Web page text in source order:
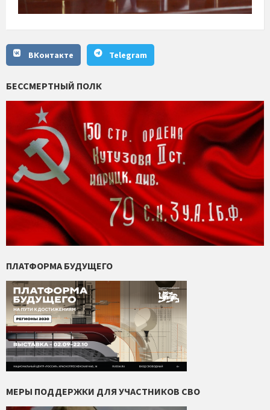
ВКонтакте Telegram
БЕССМЕРТНЫЙ ПОЛК
ПЛАТФОРМА БУДУЩЕГО
МЕРЫ ПОДДЕРЖКИ ДЛЯ УЧАСТНИКОВ СВО